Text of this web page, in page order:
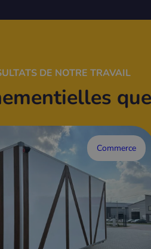
DE NOTRE TRAVAIL
Commerce